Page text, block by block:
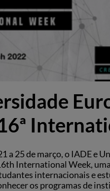
a 25 de março, o IADE e
International Week,
internacionais e
os programas de